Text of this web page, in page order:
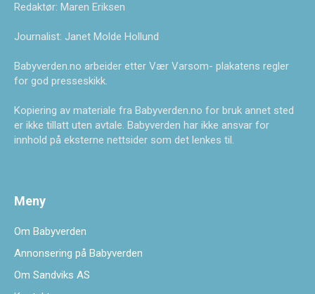
Redaktør: Maren Eriksen
Journalist: Janet Molde Hollund
Babyverden.no arbeider etter Vær Varsom- plakatens regler
for god presseskikk.
Kopiering av materiale fra Babyverden.no for bruk annet sted
er ikke tillatt uten avtale. Babyverden har ikke ansvar for
innhold på eksterne nettsider som det lenkes til.
Meny
Om Babyverden
Annonsering på Babyverden
Om Sandviks AS